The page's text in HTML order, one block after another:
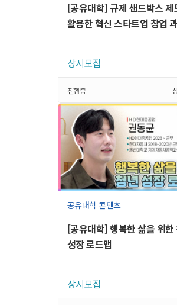
[공유대학] 규제 샌드박스 제
활용한 혁신 스타트업 창업
상시모집
진행중
공유대학 콘텐츠
[공유대학] 행복한 삶을 위한
성장 로드맵
상시모집